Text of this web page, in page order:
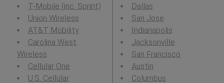
T-Mobile (inc. Sprint)
Union Wireless
AT&T Mobility
Carolina West
Wireless
Cellular One
U.S. Cellular
Dallas
San Jose
Indianapolis
Jacksonville
San Francisco
Austin
Columbus